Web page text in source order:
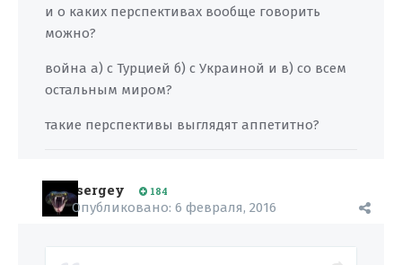
и о каких перспективах вообще говорить
можно?
война а) с Турцией б) с Украиной и в) со всем
остальным миром?
такие перспективы выглядят аппетитно?
sergey 184
Опубликовано: 6 февраля, 2016